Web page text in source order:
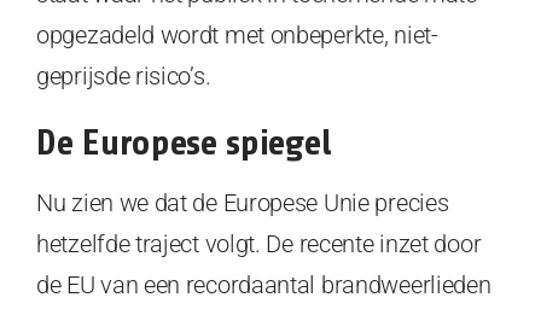
opgezadeld wordt met onbeperkte, niet-
geprijsde risico’s.
De Europese spiegel
Nu zien we dat de Europese Unie precies
hetzelfde traject volgt. De recente inzet door
de EU van een recordaantal brandweerlieden